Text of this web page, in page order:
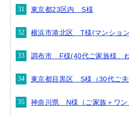
東京都23区内 S様
横浜市港北区 T様(マンショ
調布市 F様(40代ご家族様、
東京都目黒区 S様（30代ご夫
神奈川県 N様（ご家族＋ワン